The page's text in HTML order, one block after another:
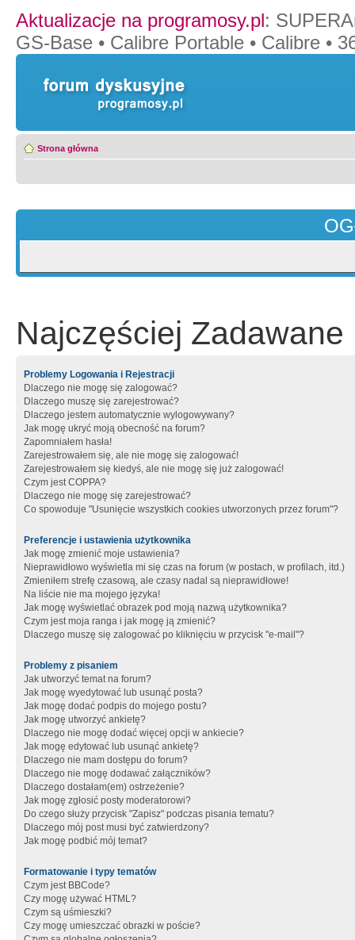
Aktualizacje na programosy.pl:
GS-Base • Calibre Portable • Calibre •
Strona główna
Najczęściej Zadawane
Problemy Logowania i Rejestracji
Dlaczego nie mogę się zalogować?
Dlaczego muszę się zarejestrować?
Dlaczego jestem automatycznie wylogowywany?
Jak mogę ukryć moją obecność na forum?
Zapomniałem hasła!
Zarejestrowałem się, ale nie mogę się zalogować!
Zarejestrowałem się kiedyś, ale nie mogę się już zalogować!
Czym jest COPPA?
Dlaczego nie mogę się zarejestrować?
Co spowoduje "Usunięcie wszystkich cookies utworzonych przez forum"?
Preferencje i ustawienia użytkownika
Jak mogę zmienić moje ustawienia?
Nieprawidłowo wyświetla mi się czas na forum (w postach, w profilach, itd.)
Zmieniłem strefę czasową, ale czasy nadal są nieprawidłowe!
Na liście nie ma mojego języka!
Jak mogę wyświetlać obrazek pod moją nazwą użytkownika?
Czym jest moja ranga i jak mogę ją zmienić?
Dlaczego muszę się zalogować po kliknięciu w przycisk "e-mail"?
Problemy z pisaniem
Jak utworzyć temat na forum?
Jak mogę wyedytować lub usunąć posta?
Jak mogę dodać podpis do mojego postu?
Jak mogę utworzyć ankietę?
Dlaczego nie mogę dodać więcej opcji w ankiecie?
Jak mogę edytować lub usunąć ankietę?
Dlaczego nie mam dostępu do forum?
Dlaczego nie mogę dodawać załączników?
Dlaczego dostałam(em) ostrzeżenie?
Jak mogę zgłosić posty moderatorowi?
Do czego służy przycisk "Zapisz" podczas pisania tematu?
Dlaczego mój post musi być zatwierdzony?
Jak mogę podbić mój temat?
Formatowanie i typy tematów
Czym jest BBCode?
Czy mogę używać HTML?
Czym są uśmieszki?
Czy mogę umieszczać obrazki w poście?